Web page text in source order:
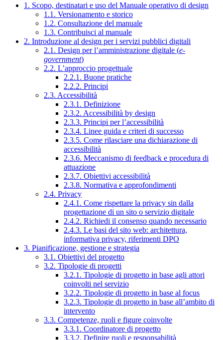
1. Scopo, destinatari e uso del Manuale operativo di design
1.1. Versionamento e storico
1.2. Consultazione del manuale
1.3. Contribuisci al manuale
2. Introduzione al design per i servizi pubblici digitali
2.1. Design per l’amministrazione digitale (e-
government)
2.2. L’approccio progettuale
2.2.1. Buone pratiche
2.2.2. Principi
2.3. Accessibilità
2.3.1. Definizione
2.3.2. Accessibilità by design
2.3.3. Principi per l’accessibilità
2.3.4. Linee guida e criteri di successo
2.3.5. Come rilasciare una dichiarazione di
accessibilità
2.3.6. Meccanismo di feedback e procedura di
attuazione
2.3.7. Obiettivi accessibilità
2.3.8. Normativa e approfondimenti
2.4. Privacy
2.4.1. Come rispettare la privacy sin dalla
progettazione di un sito o servizio digitale
2.4.2. Richiedi il consenso quando necessario
2.4.3. Le basi del sito web: architettura,
informativa privacy, riferimenti DPO
3. Pianificazione, gestione e strategia
3.1. Obiettivi del progetto
3.2. Tipologie di progetti
3.2.1. Tipologie di progetto in base agli attori
coinvolti nel servizio
3.2.2. Tipologie di progetto in base al focus
3.2.3. Tipologie di progetto in base all’ambito di
intervento
3.3. Competenze, ruoli e figure coinvolte
3.3.1. Coordinatore di progetto
3.3.2. Definire ruoli e responsabilità